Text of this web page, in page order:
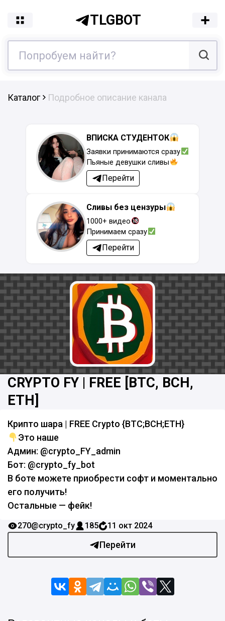
TLGBOT
Каталог Подробное описание канала
ВПИСКА СТУДЕНТОК
Заявки принимаются сразу
Пьяные девушки сливы
Перейти
Сливы без цензуры
1000+ видео
Принимаем сразу
Перейти
CRYPTO FY | FREE [BTC, BCH,
ETH]
Крипто шара | FREE Crypto {BTC;BCH;ETH}
Это наше
Админ: @crypto_FY_admin
Бот: @crypto_fy_bot
В боте можете приобрести софт и моментально
его получить!
Остальные — фейк!
Перейти
270@crypto_fy 185 11 окт 2024